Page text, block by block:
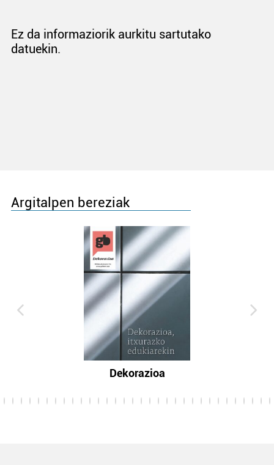
Ez da informaziorik aurkitu sartutako
datuekin.
Argitalpen bereziak
Dekorazioa